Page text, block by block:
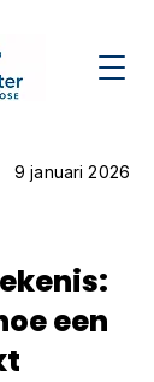
9 januari 2026
een